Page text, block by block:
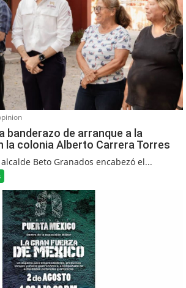
banderazo de arranque a la
la colonia Alberto Carrera Torres
Beto Granados encabezó el...